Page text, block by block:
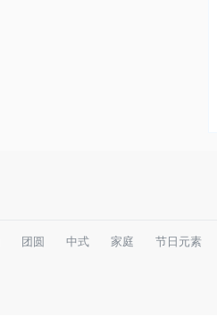
团圆 中式 家庭 节日元素